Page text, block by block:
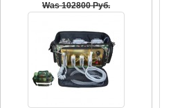
Was102800 Руб.